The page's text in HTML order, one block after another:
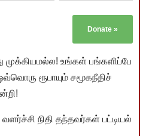
Donate »
உங்கள் பங்களிப்பே
ரூபாயும் சமூகநீதிச்
நிதி தந்தவர்கள் பட்டியல்